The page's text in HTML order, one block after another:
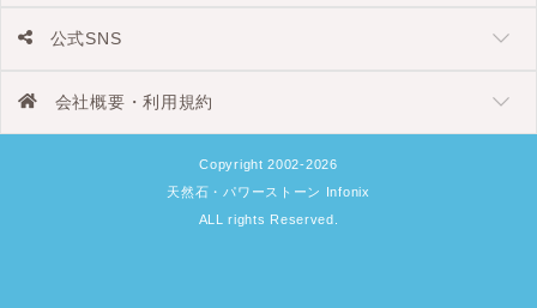
公式SNS
会社概要・利用規約
Copyright 2002-2026
天然石・パワーストーン Infonix
ALL rights Reserved.